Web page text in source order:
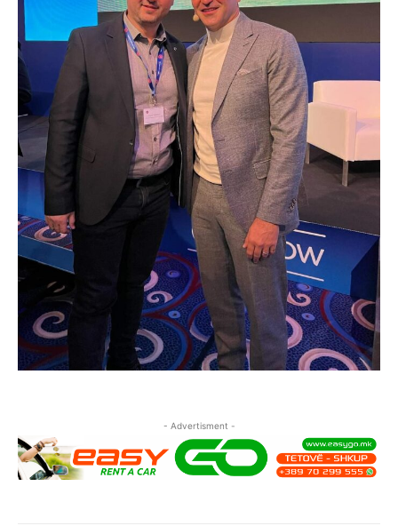
- Advertisment -